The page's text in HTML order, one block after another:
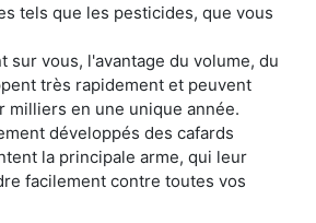
tels que les pesticides, que vous
sur vous, l'avantage du volume, du
très rapidement et peuvent
en une unique année.
développés des cafards
la principale arme, qui leur
facilement contre toutes vos